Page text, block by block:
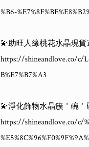
%B6-
💫助旺人緣桃花水晶現貨
https://shineandlove.co/c/
B%E7%B7%A3
💫淨化飾物水晶簇＇碗
https://shineandlove.co/c/